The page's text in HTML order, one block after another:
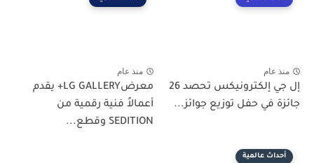
منذ عام
إل جي إلكترونيكس تحصد 26
جائزة في حفل توزيع جوائز...
منذ عام
معرضLG GALLERY+ يقدم
أعمالاً فنية رقمية من
SEDITION وقطع...
أحداث عالمية